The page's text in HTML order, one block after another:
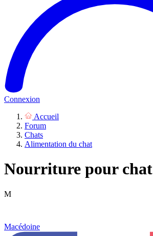
Connexion
Accueil
Forum
Chats
Alimentation du chat
Nourriture pour chat
M
Macédoine